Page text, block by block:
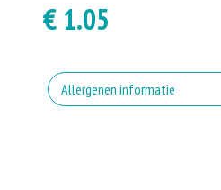
€ 1.05
Allergenen informatie